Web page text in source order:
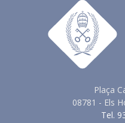
Plaça
08781 - Els
Tel.